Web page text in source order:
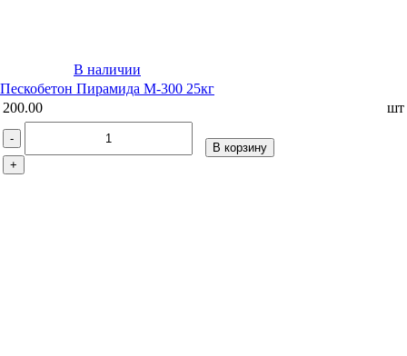
В наличии
Пескобетон Пирамида М-300 25кг
200.00
шт
-
+
В корзину